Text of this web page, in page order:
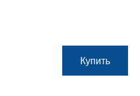
Купить